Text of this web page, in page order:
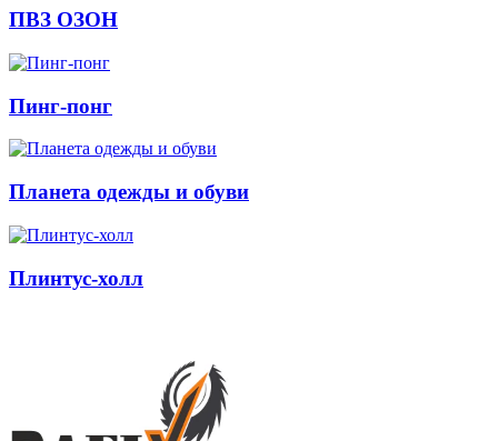
ПВЗ ОЗОН
Пинг-понг
Планета одежды и обуви
Плинтус-холл